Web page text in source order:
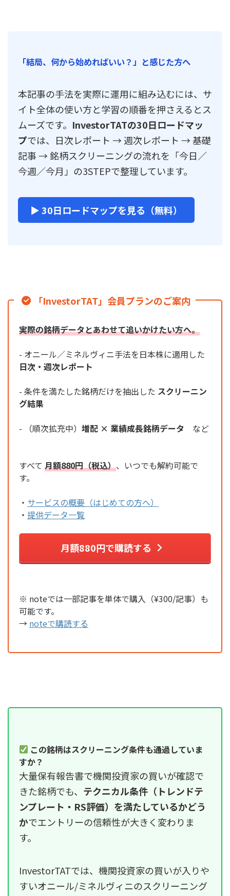
「結局、何から始めればいい？」と感じた方へ
本記事の手法を実際に運用に組み込むには、サ
イト全体の使い方と学習の順番を押さえるとス
ムーズです。 InvestorTATの30日ロードマッ
プでは、日次レポート → 週次レポート → 基礎
記事 → 銘柄スクリーニングの流れを「今日／
今週／今月」の3STEPで整理しています。
▶ 30日ロードマップを見る（無料）
「InvestorTAT」会員プランのご案内
実際の銘柄データとあわせて追いかけたい方へ。
- オニール／ミネルヴィニ手法を日本株に適用した
日次・週次レポート
- 条件を満たした銘柄だけを抽出した スクリーニン
グ結果
- （順次拡充中） 増配 × 業績成長銘柄データ など
すべて 月額880円（税込）、いつでも解約可能で
す。
・ サービスの概要（はじめての方へ）
・ 提供データ一覧
月額880円で購読する
※ noteでは一部記事を単体で購入（¥300/記事）も
可能です。
→ noteで購読する
この銘柄はスクリーニング条件も通過していま
すか？
大量保有報告書で機関投資家の買いが確認で
きた銘柄でも、 テクニカル条件（トレンドテ
ンプレート・RS評価）を満たしているかどう
かでエントリーの信頼性が大きく変わりま
す。
InvestorTATでは、機関投資家の買いが入りや
すいオニール/ミネルヴィニのスクリーニング